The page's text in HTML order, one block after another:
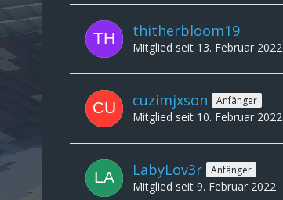
thitherbloom19
Mitglied seit 13. Februar 2022
cuzimjxson Anfänger
Mitglied seit 10. Februar 2022
LabyLov3r Anfänger
Mitglied seit 9. Februar 2022